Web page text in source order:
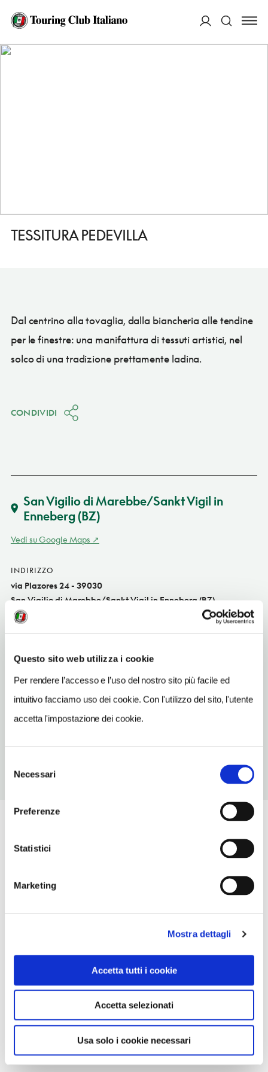
Questo sito web utilizza i cookie
Per rendere l’accesso e l’uso del nostro sito più facile ed
intuitivo facciamo uso dei cookie. Con l'utilizzo del sito, l'utente
accetta l'impostazione dei cookie.
delNecessari
Preferenze
Statistici
Marketing
Mostra dettagli
Accetta tutti i cookie
Accetta selezionati
Usa solo i cookie necessari
HOME
SAN VIGILIO DI MAREBBE/SANKT VIGIL IN ENNEBERG
FARE
TESSITURA PEDEVILLA
TESSITURA PEDEVILLA
Dal centrino alla tovaglia, dalla biancheria alle tendine
per le finestre: una manifattura di tessuti artistici, nel
solco di una tradizione prettamente ladina.
CONDIVIDI
San Vigilio di Marebbe/Sankt Vigil in
Enneberg (BZ)
Vedi su Google Maps
INDIRIZZO
via Plazores 24 - 39030
San Vigilio di Marebbe/Sankt Vigil in Enneberg (BZ)
Trentino-Alto Adige IT
www.tessiturapedevilla.com
INDIRIZZO EMAIL
TELEFONO